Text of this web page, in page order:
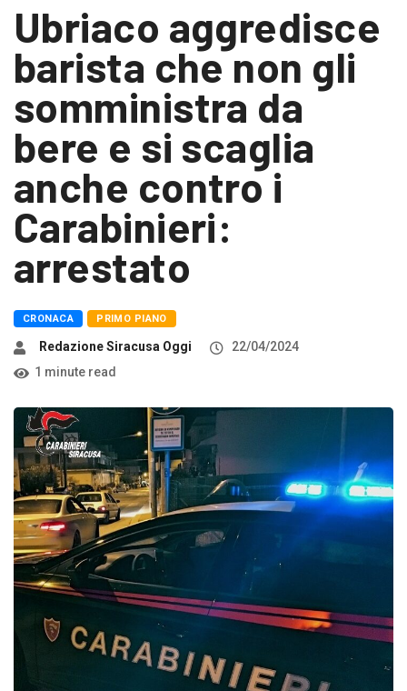
Ubriaco aggredisce
barista che non gli
somministra da
bere e si scaglia
anche contro i
Carabinieri:
arrestato
CRONACA PRIMO PIANO
Redazione Siracusa Oggi
22/04/2024
1 minute read